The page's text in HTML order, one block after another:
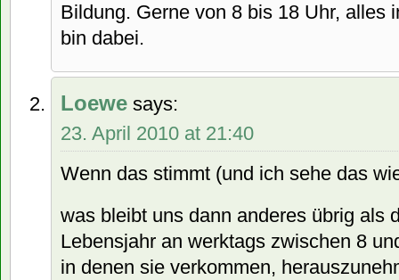
Bildung. Gerne von 8 bis 18 Uhr, alles
bin dabei.
Loewe says:
23. April 2010 at 21:40
Wenn das stimmt (und ich sehe das
was bleibt uns dann anderes übrig als
Lebensjahr an werktags zwischen 8
in denen sie verkommen,